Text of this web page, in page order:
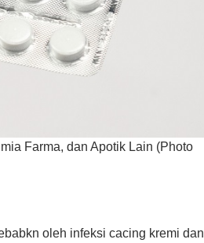
Farma, dan Apotik Lain (Photo
oleh infeksi cacing kremi dan